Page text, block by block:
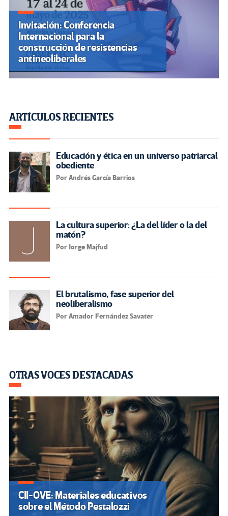
Invitación: Conferencia
Internacional para la
construcción de resistencias
antineoliberales
ARTÍCULOS RECIENTES
Educación y ética en un universo patriarcal
obediente
Por Andrés García Barrios
La cultura superior: ¿La del líder o la del
matón?
Por Jorge Majfud
El brutalismo, fase superior del
neoliberalismo
Por Amador Fernández Savater
OTRAS VOCES DESTACADAS
CII-OVE: Materiales educativos
sobre el Método Pestalozzi